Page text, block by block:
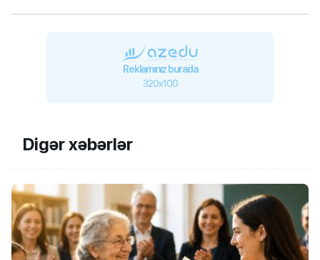
Reklamınız burada
320x100
Digər xəbərlər